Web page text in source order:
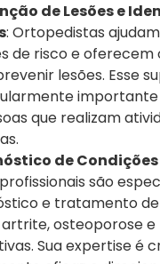
de Lesões e
: Ortopedistas
de risco e oferecem
lesões. Esse
que realizam
de
são
e tratamento
osteoporose e
Sua expertise é